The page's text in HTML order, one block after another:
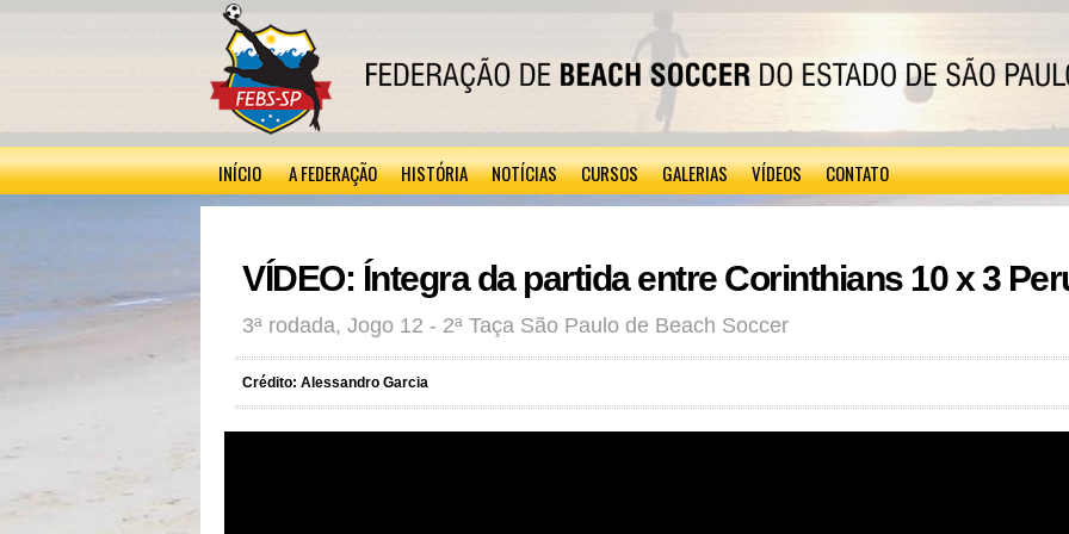
INÍCIO A FEDERAÇÃO HISTÓRIA NOTÍCIAS CURSOS GALERIAS VÍDEOS CONTATO
VÍDEO: Íntegra da partida entre Corinthians 10 x 3
3ª rodada, Jogo 12 - 2ª Taça São Paulo de Beach Soccer
Crédito: Alessandro Garcia